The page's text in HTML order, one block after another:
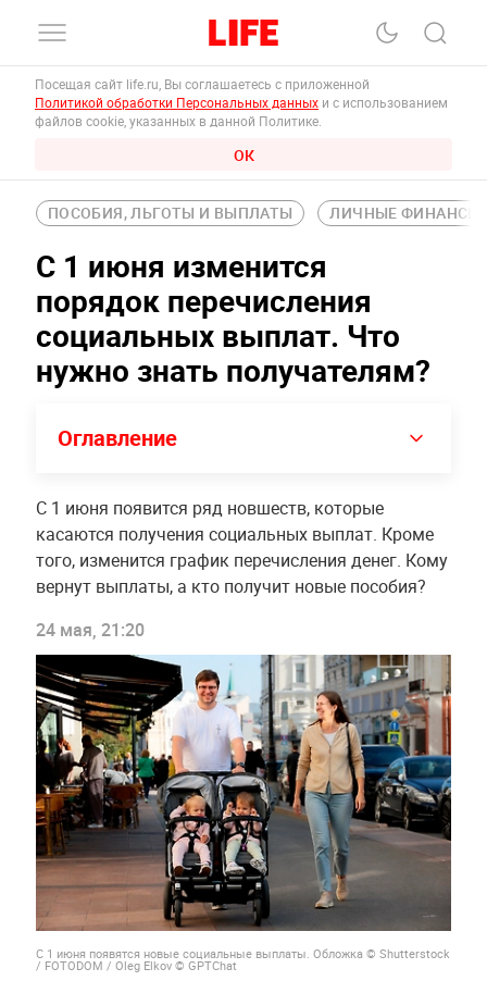
Посещая сайт life.ru, Вы соглашаетесь с приложенной
Политикой обработки Персональных данных и с использованием
файлов cookie, указанных в данной Политике.
ОК
ПОСОБИЯ, ЛЬГОТЫ И ВЫПЛАТЫ ЛИЧНЫЕ ФИНАНСЫ
С 1 июня изменится
порядок перечисления
социальных выплат. Что
нужно знать получателям?
Оглавление
С 1 июня появится ряд новшеств, которые
касаются получения социальных выплат. Кроме
того, изменится график перечисления денег. Кому
вернут выплаты, а кто получит новые пособия?
24 мая, 21:20
С 1 июня появятся новые социальные выплаты. Обложка © Shutterstock
/ FOTODOM / Oleg Elkov © GPTChat